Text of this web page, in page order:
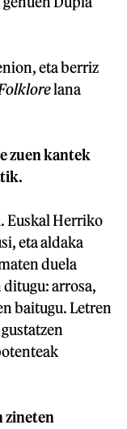
eta berriz
lana
zuen kantek
Euskal Herriko
eta aldaka
duela
arrosa,
baitugu. Letren
zineten